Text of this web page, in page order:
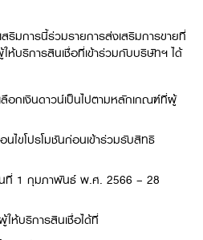
ริมการนี้ร่วมรายการส่งเสริมการขายที่
บริการสินเชื่อที่เข้าร่วมกับบริษัทฯ ได้
อกเงินดาวน์เป็นไปตามหลักเกณฑ์ที่ผู้
นไขโปรโมชันก่อนเข้าร่วมรับสิทธิ
1 กุมภาพันธ์ พ.ศ. 2566 – 28
บริการสินเชื่อได้ที่